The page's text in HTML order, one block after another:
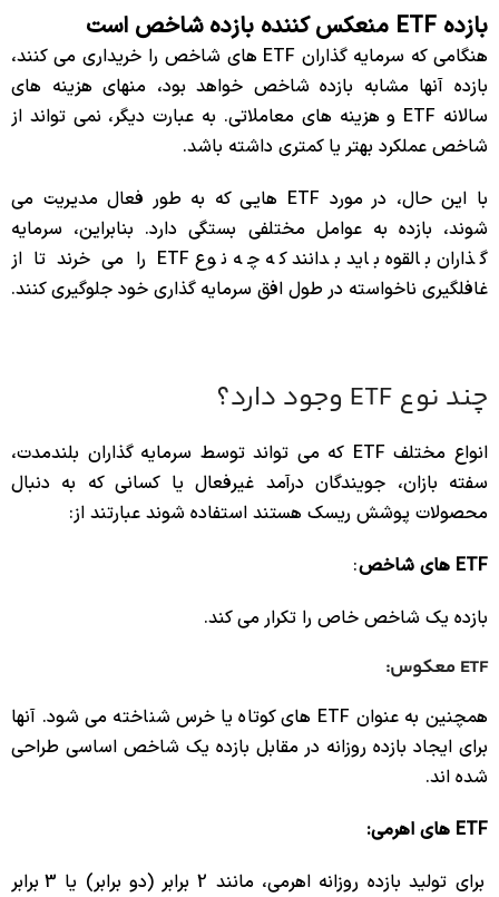
بازده ETF منعکس کننده بازده شاخص است
هنگامی که سرمایه گذاران ETF های شاخص را خریداری می کنند،
بازده آنها مشابه بازده شاخص خواهد بود، منهای هزینه های
سالانه ETF و هزینه های معاملاتی. به عبارت دیگر، نمی تواند از
شاخص عملکرد بهتر یا کمتری داشته باشد.
با این حال، در مورد ETF هایی که به طور فعال مدیریت می
شوند، بازده به عوامل مختلفی بستگی دارد. بنابراین، سرمایه
گذاران بالقوه باید بدانند که چه نوع ETF را می خرند تا از
غافلگیری ناخواسته در طول افق سرمایه گذاری خود جلوگیری کنند.
چند نوع ETF وجود دارد؟
انواع مختلف ETF که می تواند توسط سرمایه گذاران بلندمدت،
سفته بازان، جویندگان درآمد غیرفعال یا کسانی که به دنبال
محصولات پوشش ریسک هستند استفاده شوند عبارتند از:
ETF های شاخص
:
بازده یک شاخص خاص را تکرار می کند.
ETF معکوس:
همچنین به عنوان ETF های کوتاه یا خرس شناخته می شود. آنها
برای ایجاد بازده روزانه در مقابل بازده یک شاخص اساسی طراحی
شده اند.
ETF های اهرمی:
برای تولید بازده روزانه اهرمی، مانند 2 برابر (دو برابر) یا 3 برابر